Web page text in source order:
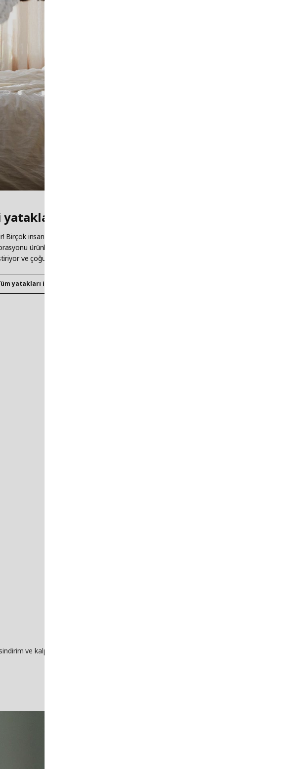
hepsi pahalı mıdır?
Birçok insana daha iyi bir günlük yaşam sunma vizyonumuz doğrultusunda, tüm ev
ürünlerini kullanışlı bir tasarıma ve gerekli işlevselliğe sahip olacak şekilde
ve çoğu insanın karşılayabileceği fiyatlarla sunuyoruz. Buna yataklar da dahildir.
yatakları inceleyin
ve kalp ve damar sistemleriniz gibi alanları onarır. Uyku, beyniniz için de